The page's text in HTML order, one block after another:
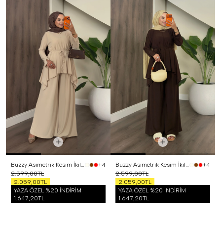
Buzzy Asımetrik Kesim İkili Takım Bej
+4
2.599,00TL
2.059,00TL
YAZA ÖZEL %20 İNDİRİM
1.647,20TL
Buzzy Asımetrik Kesim İkili Takım Kahverengi
+4
2.599,00TL
2.059,00TL
YAZA ÖZEL %20 İNDİRİM
1.647,20TL